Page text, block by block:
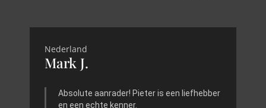
Nederland
Mark J.
Absolute aanrader! Pieter is een liefhebber
en een echte kenner.